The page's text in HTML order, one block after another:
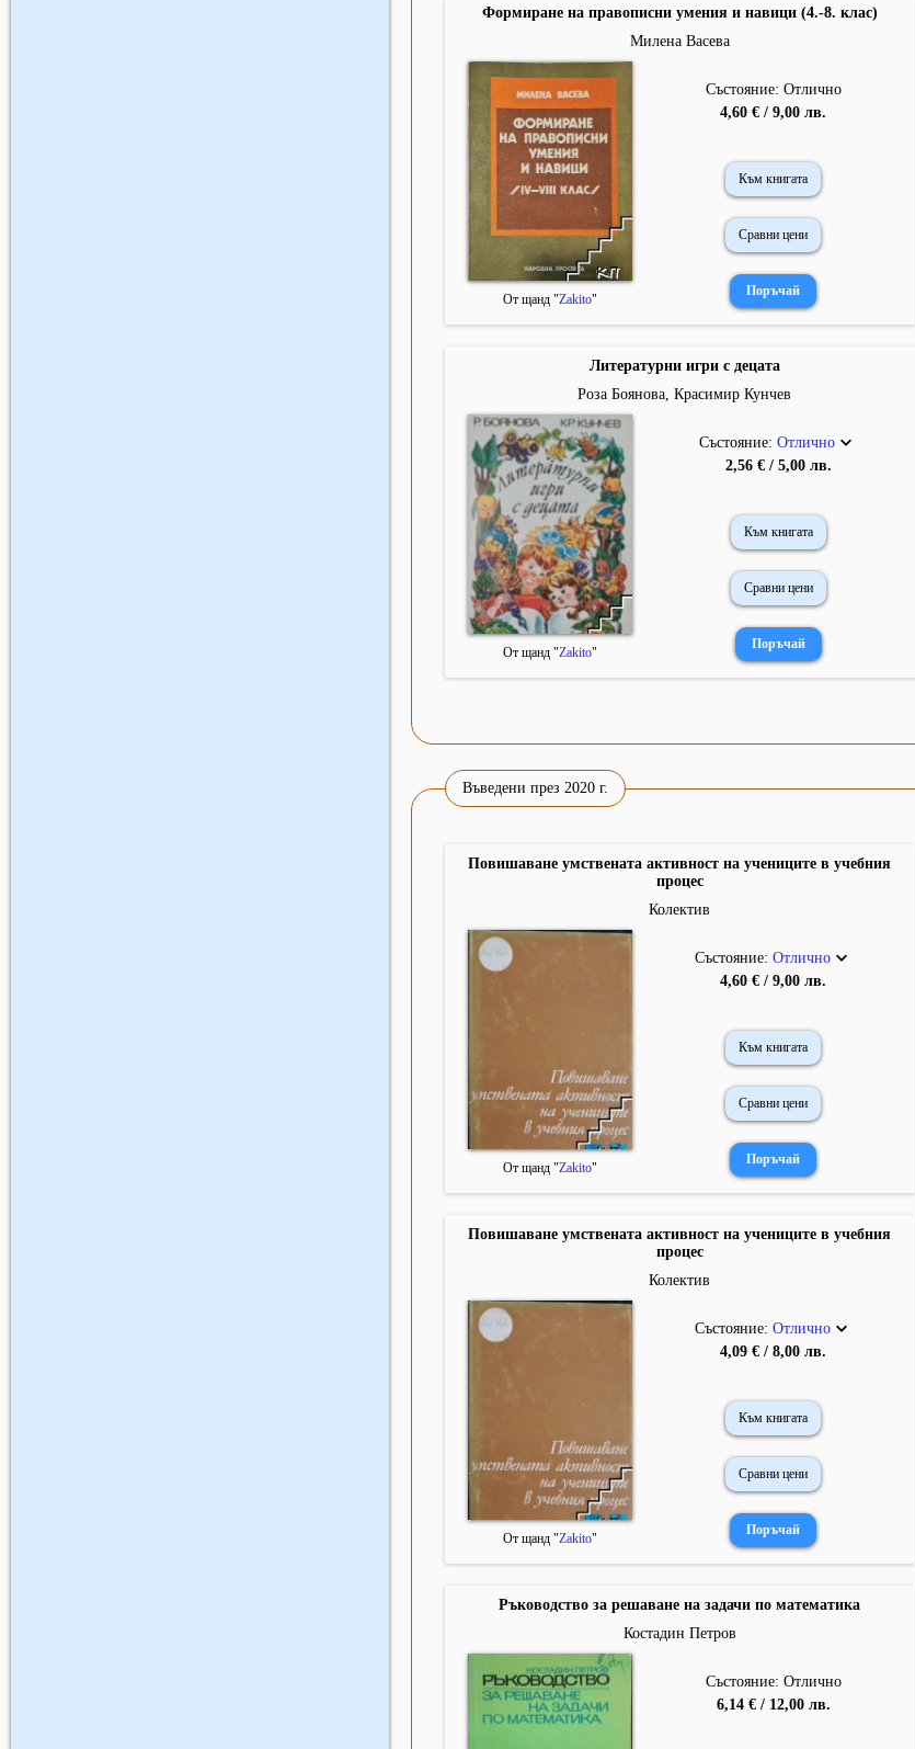
Формиране на правописни умения и навици (4.-8. клас)
Милена Васева
От щанд "Zakito"
Състояние: Отлично
4,60 € / 9,00 лв.
Към книгата
Сравни цени
Литературни игри с децата
Роза Боянова, Красимир Кунчев
От щанд "Zakito"
Състояние:Отлично
2,56 € / 5,00 лв.
Към книгата
Сравни цени
Въведени през 2020 г.
Повишаване умствената активност на учениците в учебния
процес
Колектив
От щанд "Zakito"
Състояние: Отлично
4,60 € / 9,00 лв.
Към книгата
Сравни цени
Повишаване умствената активност на учениците в учебния
процес
Колектив
От щанд "Zakito"
Състояние: Отлично
4,09 € / 8,00 лв.
Към книгата
Сравни цени
Ръководство за решаване на задачи по математика
Костадин Петров
Състояние: Отлично
6,14 € / 12,00 лв.